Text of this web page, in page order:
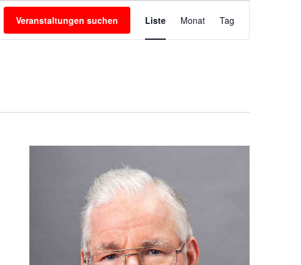
Veranstaltungen suchen
Ansichten-
Liste Monat Tag